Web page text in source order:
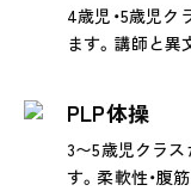
4歳児・5歳児
ます。講師と異
PLP体操
3〜5歳児クラ
す。柔軟性・腹